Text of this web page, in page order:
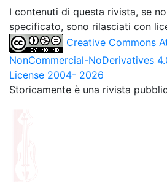
I contenuti di questa rivista, se
specificato, sono rilasciati con
Creative Commons
NonCommercial-NoDerivatives
License 2004- 2026
Storicamente è una rivista